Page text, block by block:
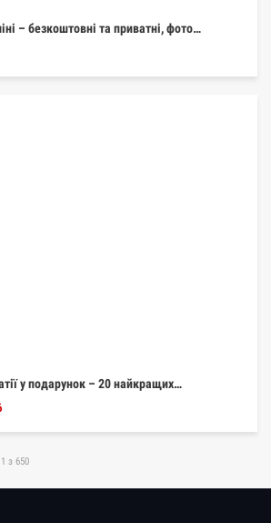
– безкоштовні та приватні, фото…
у подарунок – 20 найкращих…
1 з 650